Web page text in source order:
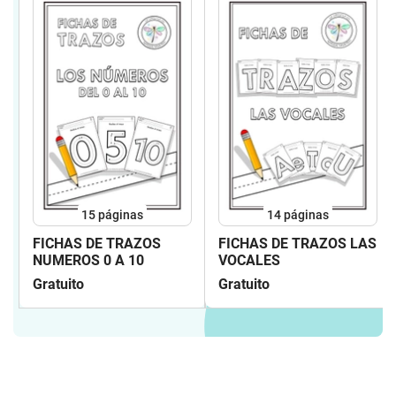
15páginas
FICHAS DE TRAZOS
NUMEROS 0 A 10
Gratuito
14páginas
FICHAS DE TRAZOS LAS
VOCALES
Gratuito